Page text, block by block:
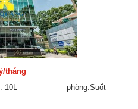
tháng
10L phòng:Suốt